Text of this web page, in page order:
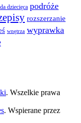
dziecięca podróże
rozszerzanie
wnętrza wyprawka
. Wszelkie prawa
. Wspierane przez